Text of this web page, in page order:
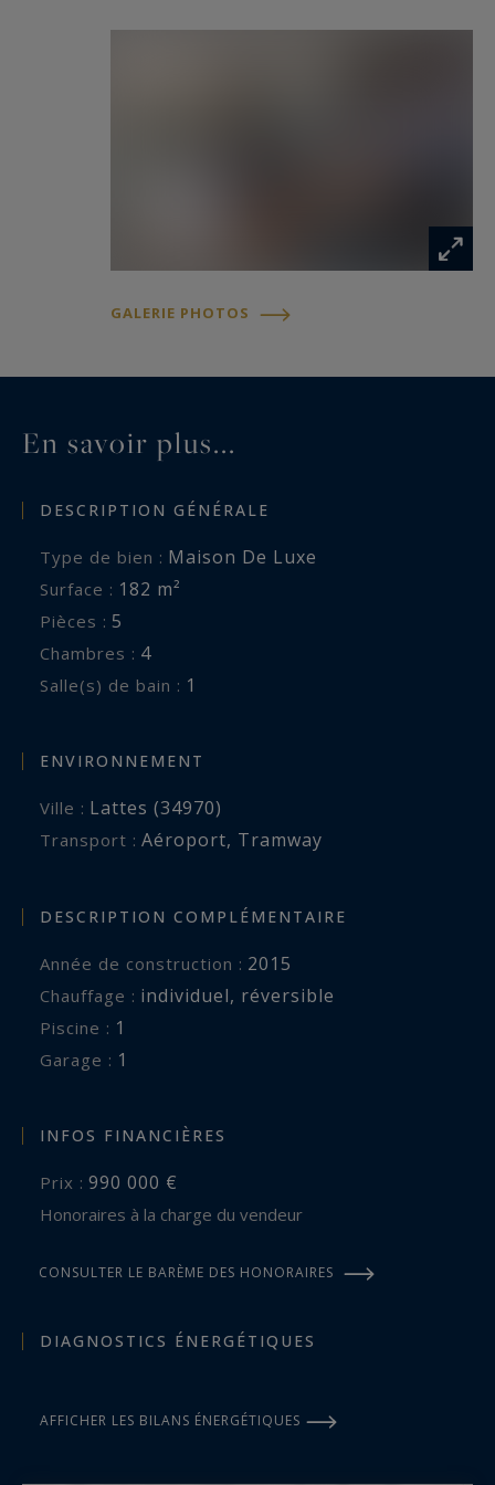
GALERIE PHOTOS
En savoir plus...
DESCRIPTION GÉNÉRALE
Type de bien : Maison De Luxe
Surface : 182 m²
Pièces : 5
Chambres : 4
Salle(s) de bain : 1
ENVIRONNEMENT
Ville : Lattes (34970)
Transport : Aéroport, Tramway
DESCRIPTION COMPLÉMENTAIRE
Année de construction : 2015
Chauffage : individuel, réversible
piscine : 1
garage : 1
INFOS FINANCIÈRES
Prix : 990 000 €
Honoraires à la charge du vendeur
CONSULTER LE BARÈME DES HONORAIRES
DIAGNOSTICS ÉNERGÉTIQUES
AFFICHER LES BILANS ÉNERGÉTIQUES